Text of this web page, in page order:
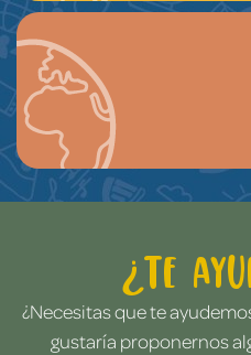
¿Te
¿Necesitas que te
gustaría proponernos